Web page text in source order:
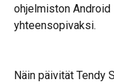
ohjelmiston
yhteensopivaksi.
​Näin päivität Tendy